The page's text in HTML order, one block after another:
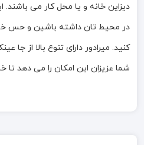
دیزاین خانه و یا محل کار می
در محیط تان داشته باشین و حس
کنید. میرادور دارای تنوع بالا از جا
شما عزیزان این امکان را می دهد تا